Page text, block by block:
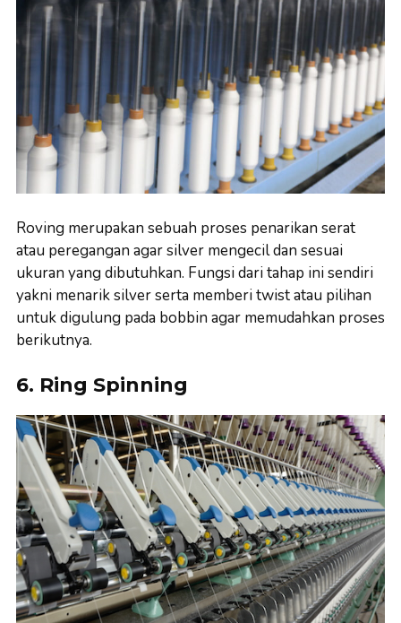
Roving merupakan sebuah proses penarikan serat
atau peregangan agar silver mengecil dan sesuai
ukuran yang dibutuhkan. Fungsi dari tahap ini sendiri
yakni menarik silver serta memberi twist atau pilihan
untuk digulung pada bobbin agar memudahkan proses
berikutnya.
6. Ring Spinning